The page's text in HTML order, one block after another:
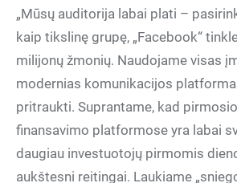
„Mūsų auditorija labai plati –
kaip tikslinę grupę, „Facebook“
milijonų žmonių. Naudojame visas
modernias komunikacijos
pritraukti. Suprantame, kad
finansavimo platformose yra labai
daugiau investuotojų pirmomis
aukštesni reitingai. Laukiame